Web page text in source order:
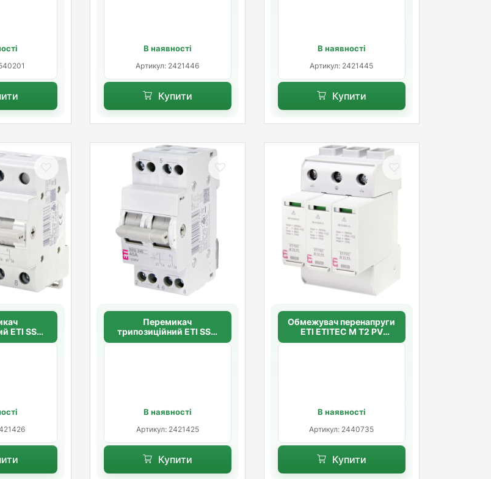
В наявності
Артикул: 2421446
Купити
В наявності
Артикул: 2421445
Купити
ETI SSQ
2p 63A
Перемикач
трипозиційний ETI SSQ
240 "1-0-2", 2p 40A
В наявності
Артикул: 2421425
Купити
Обмежувач перенапруги
ETI ETITEC M T2 PV
600/20 Y (для PV систем)
В наявності
Артикул: 2440735
Купити